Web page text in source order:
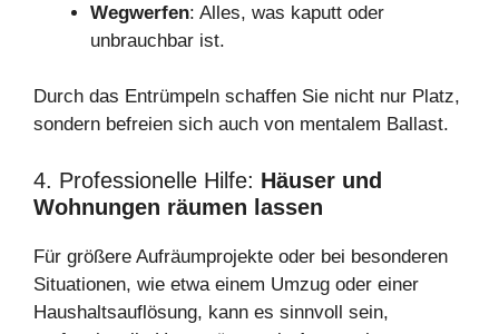
Wegwerfen: Alles, was kaputt oder
unbrauchbar ist.
Durch das Entrümpeln schaffen Sie nicht nur Platz,
sondern befreien sich auch von mentalem Ballast.
4. Professionelle Hilfe: Häuser und
Wohnungen räumen lassen
Für größere Aufräumprojekte oder bei besonderen
Situationen, wie etwa einem Umzug oder einer
Haushaltsauflösung, kann es sinnvoll sein,